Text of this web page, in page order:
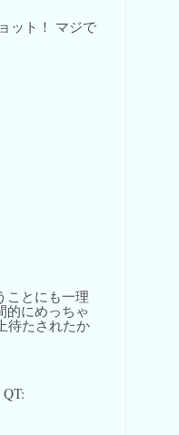
ット！ マジで
ことにも一理
的にめっちゃ
待たされたか